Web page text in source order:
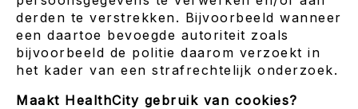
derden te verstrekken. Bijvoorbeeld wanneer
een daartoe bevoegde autoriteit zoals
bijvoorbeeld de politie daarom verzoekt in
het kader van een strafrechtelijk onderzoek.
Maakt HealthCity gebruik van cookies?